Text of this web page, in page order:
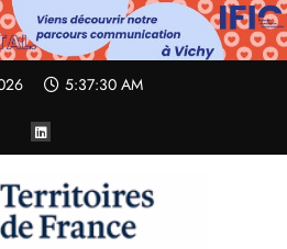
5:37:31 AM